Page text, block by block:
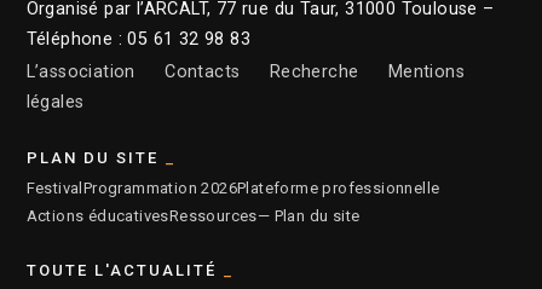
Organisé par l’ARCALT, 77 rue du Taur, 31000 Toulouse –
Téléphone : 05 61 32 98 83
L’association
Contacts Recherche
Mentions
légales
PLAN DU SITE
Festival Programmation 2026Plateforme professionnelle
Actions éducativesRessources— Plan du site
TOUTE L'ACTUALITÉ